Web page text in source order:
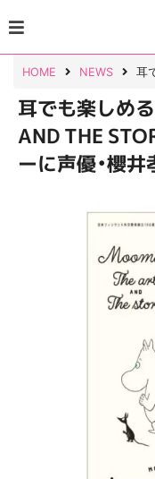
to
content
HOME NEWS 耳
耳でも楽しめ
AND THE
ーに声優・櫻井